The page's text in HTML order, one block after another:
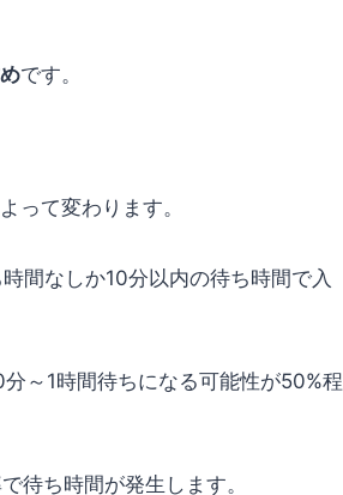
です。
って変わります。
間なしか10分以内の待ち時間で入
～1時間待ちになる可能性が50%程
待ち時間が発生します。